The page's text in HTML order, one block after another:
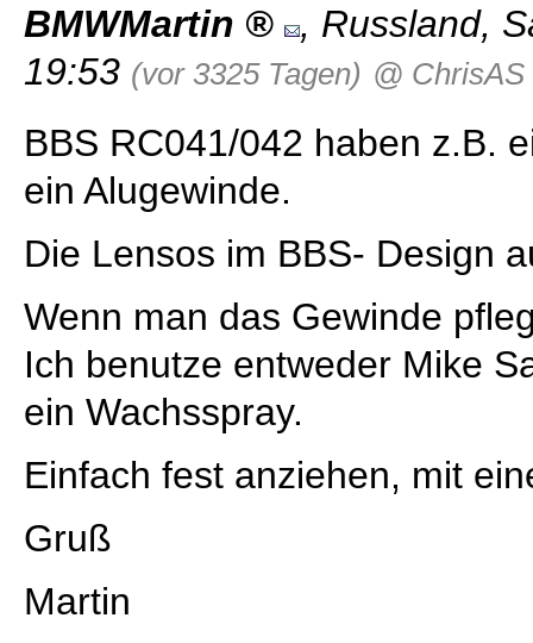
BMWMartin , Russland,
19:53 (vor 3325 Tagen) @ ChrisAS
BBS RC041/042 haben z.B.
ein Alugewinde.
Die Lensos im BBS- Design
Wenn man das Gewinde
Ich benutze entweder Mike
ein Wachsspray.
Einfach fest anziehen, mit
Gruß
Martin